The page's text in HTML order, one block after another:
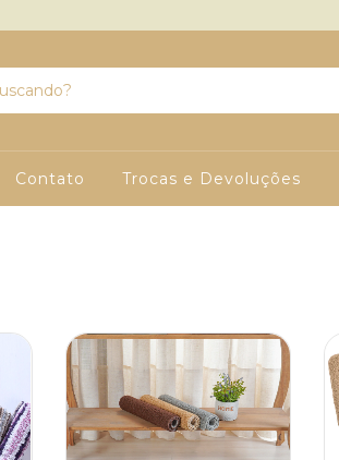
Contato Trocas e Devoluções